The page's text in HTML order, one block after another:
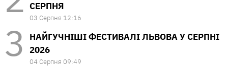
СЕРПНЯ
03 Серпня 12:16
НАЙГУЧНІШІ ФЕСТИВАЛІ ЛЬВОВА У СЕРПНІ
2026
04 Серпня 09:49